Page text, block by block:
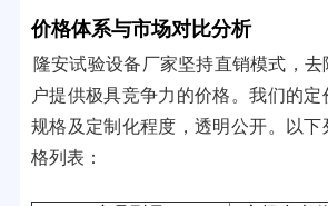
价格体系与市场对比分析
隆安试验设备厂家坚持直销模式，
户提供极具竞争力的价格。我们的定
规格及定制化程度，透明公开。以下
格列表：